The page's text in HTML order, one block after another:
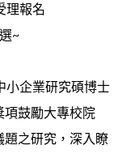
理報名
~
企業研究碩博士
項鼓勵大專校院
題之研究，深入瞭